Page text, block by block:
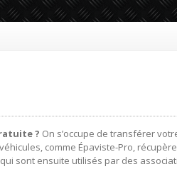
? On s’occupe de transférer
comme Épaviste-Pro,
sont ensuite utilisés par des